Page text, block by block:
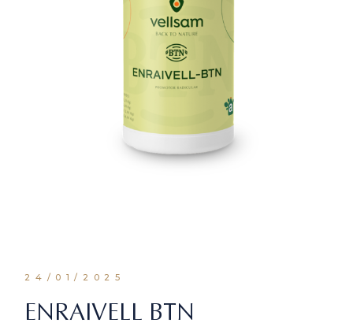
24/01/2025
ENRAIVELL BTN